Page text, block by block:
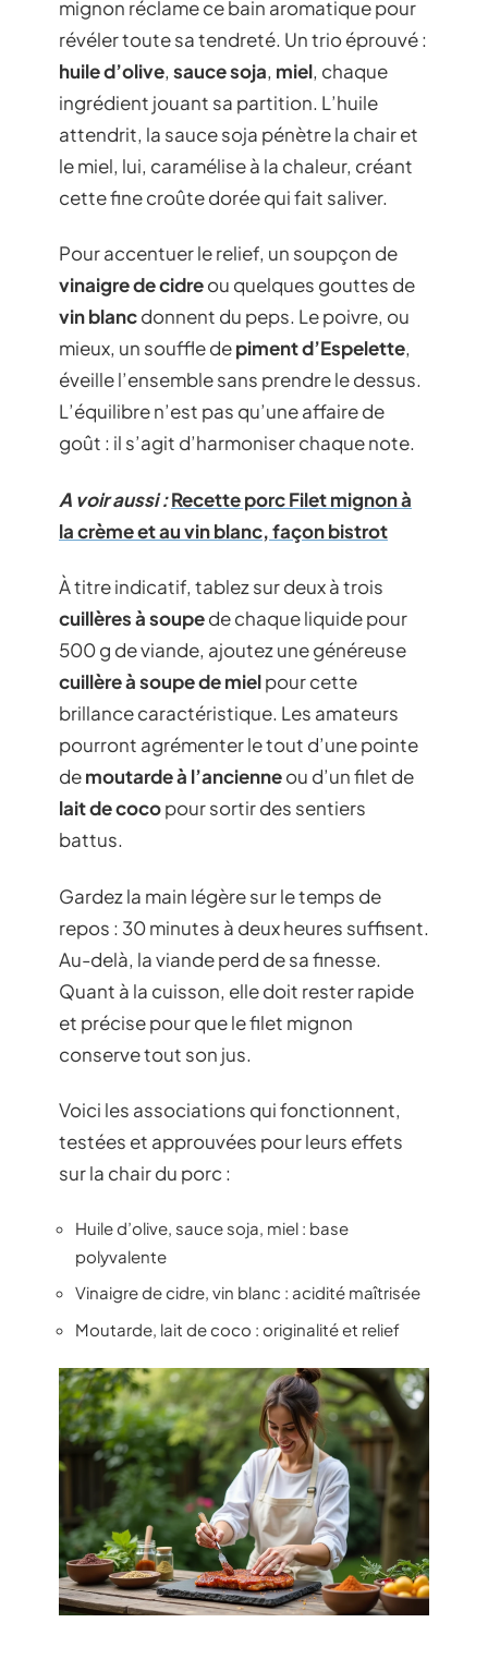
mignon réclame ce bain aromatique pour
révéler toute sa tendreté. Un trio éprouvé :
huile d’olive, sauce soja, miel, chaque
ingrédient jouant sa partition. L’huile
attendrit, la sauce soja pénètre la chair et
le miel, lui, caramélise à la chaleur, créant
cette fine croûte dorée qui fait saliver.
Pour accentuer le relief, un soupçon de
vinaigre de cidreou quelques gouttes de
vin blancdonnent du peps. Le poivre, ou
mieux, un souffle depiment d’Espelette,
éveille l’ensemble sans prendre le dessus.
L’équilibre n’est pas qu’une affaire de
goût : il s’agit d’harmoniser chaque note.
A voir aussi :Recette porc Filet mignon à
la crème et au vin blanc, façon bistrot
À titre indicatif, tablez sur deux à trois
cuillères à soupede chaque liquide pour
500 g de viande, ajoutez une généreuse
cuillère à soupe de mielpour cette
brillance caractéristique. Les amateurs
pourront agrémenter le tout d’une pointe
demoutarde à l’ancienneou d’un filet de
lait de cocopour sortir des sentiers
battus.
Gardez la main légère sur le temps de
repos : 30 minutes à deux heures suffisent.
Au-delà, la viande perd de sa finesse.
Quant à la cuisson, elle doit rester rapide
et précise pour que le filet mignon
conserve tout son jus.
Voici les associations qui fonctionnent,
testées et approuvées pour leurs effets
sur la chair du porc :
Huile d’olive, sauce soja, miel : base
polyvalente
Vinaigre de cidre, vin blanc : acidité maîtrisée
Moutarde, lait de coco : originalité et relief